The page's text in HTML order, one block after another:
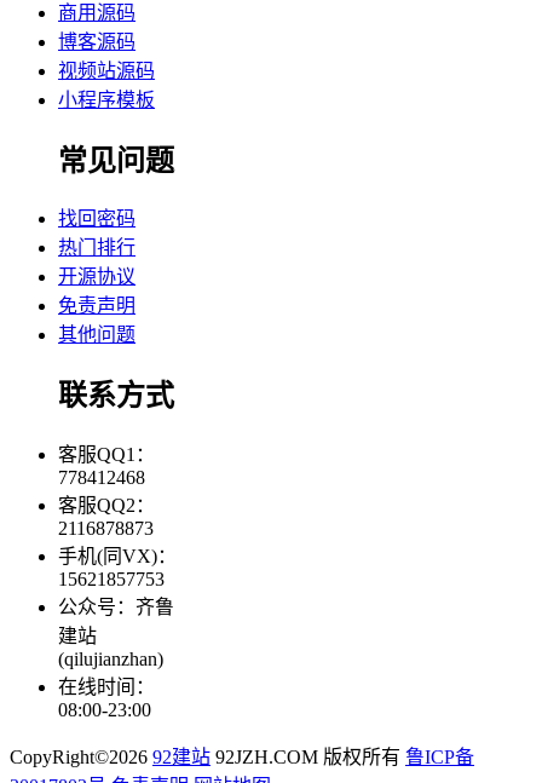
商用源码
博客源码
视频站源码
小程序模板
常见问题
找回密码
热门排行
开源协议
免责声明
其他问题
联系方式
客服QQ1：
778412468
客服QQ2：
2116878873
手机(同VX)：
15621857753
公众号：齐鲁
建站
(qilujianzhan)
在线时间：
08:00-23:00
CopyRight©2026 92建站 92JZH.COM 版权所有 鲁ICP备